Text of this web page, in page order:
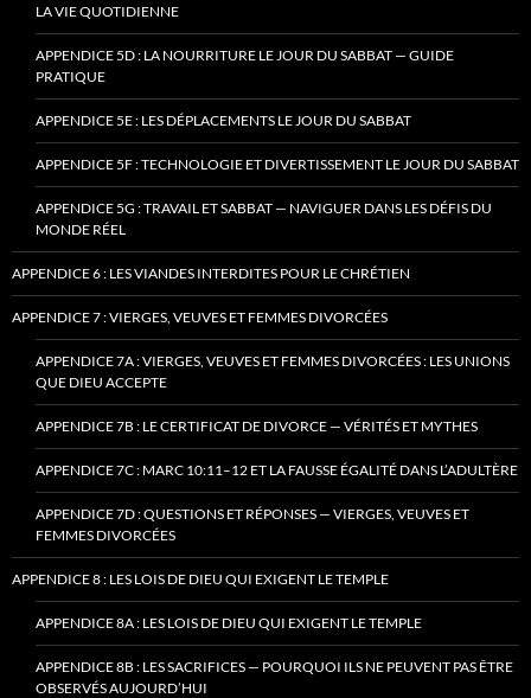
LA VIE QUOTIDIENNE
APPENDICE 5D : LA NOURRITURE LE JOUR DU SABBAT — GUIDE
PRATIQUE
APPENDICE 5E : LES DÉPLACEMENTS LE JOUR DU SABBAT
APPENDICE 5F : TECHNOLOGIE ET DIVERTISSEMENT LE JOUR DU SABBAT
APPENDICE 5G : TRAVAIL ET SABBAT — NAVIGUER DANS LES DÉFIS DU
MONDE RÉEL
APPENDICE 6 : LES VIANDES INTERDITES POUR LE CHRÉTIEN
APPENDICE 7 : VIERGES, VEUVES ET FEMMES DIVORCÉES
APPENDICE 7A : VIERGES, VEUVES ET FEMMES DIVORCÉES : LES UNIONS
QUE DIEU ACCEPTE
APPENDICE 7B : LE CERTIFICAT DE DIVORCE — VÉRITÉS ET MYTHES
APPENDICE 7C : MARC 10:11–12 ET LA FAUSSE ÉGALITÉ DANS L’ADULTÈRE
APPENDICE 7D : QUESTIONS ET RÉPONSES — VIERGES, VEUVES ET
FEMMES DIVORCÉES
APPENDICE 8 : LES LOIS DE DIEU QUI EXIGENT LE TEMPLE
APPENDICE 8A : LES LOIS DE DIEU QUI EXIGENT LE TEMPLE
APPENDICE 8B : LES SACRIFICES — POURQUOI ILS NE PEUVENT PAS ÊTRE
OBSERVÉS AUJOURD’HUI